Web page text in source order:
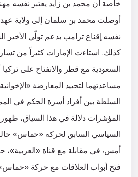
خاصة أن محمد بن زايد يعتبر نفسه
أوصلت محمد بن سلمان إلى ولاية عهد
نفسه إقناع ترامب بدعم تولّي الأخير
كذلك، استاءت الإمارات كثيراً من
السعودية مع قطر والانفتاح على تركيا
مساعدتهما لتحييد المعارضة
السلطة بين أفراد أسرة الحكم في
المؤشرات دلالة في هذا السياق،
السياسي السابق لحركة «حماس»
أمس، في مقابلة مع قناة «العربية»،
فتح أبواب العلاقات مع حركة